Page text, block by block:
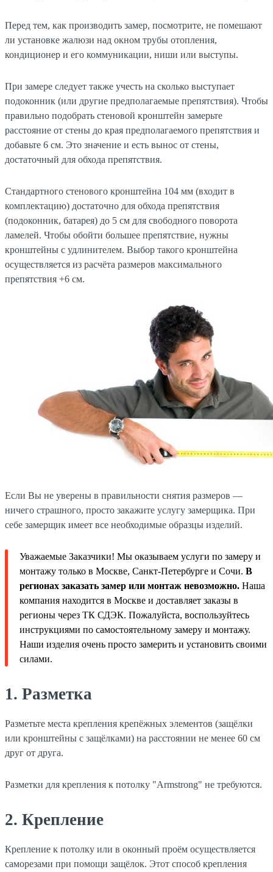
Перед тем, как производить замер, посмотрите, не помешают
ли установке жалюзи над окном трубы отопления,
кондиционер и его коммуникации, ниши или выступы.
При замере следует также учесть на сколько выступает
подоконник (или другие предполагаемые препятствия). Чтобы
правильно подобрать стеновой кронштейн замерьте
расстояние от стены до края предполагаемого препятствия и
добавьте 6 см. Это значение и есть вынос от стены,
достаточный для обхода препятствия.
Стандартного стенового кронштейна 104 мм (входит в
комплектацию) достаточно для обхода препятствия
(подоконник, батарея) до 5 см для свободного поворота
ламелей. Чтобы обойти большее препятствие, нужны
кронштейны с удлинителем. Выбор такого кронштейна
осуществляется из расчёта размеров максимального
препятствия +6 см.
Если Вы не уверены в правильности снятия размеров —
ничего страшного, просто закажите услугу замерщика. При
себе замерщик имеет все необходимые образцы изделий.
Уважаемые Заказчики! Мы оказываем услуги по замеру и
монтажу только в Москве, Санкт-Петербурге и Сочи. В
регионах заказать замер или монтаж невозможно. Наша
компания находится в Москве и доставляет заказы в
регионы через ТК СДЭК. Пожалуйста, воспользуйтесь
инструкциями по самостоятельному замеру и монтажу.
Наши изделия очень просто замерить и установить своими
силами.
1. Разметка
Разметьте места крепления крепёжных элементов (защёлки
или кронштейны с защёлками) на расстоянии не менее 60 см
друг от друга.
Разметки для крепления к потолку "Armstrong" не требуются.
2. Крепление
Крепление к потолку или в оконный проём осуществляется
саморезами при помощи защёлок. Этот способ крепления